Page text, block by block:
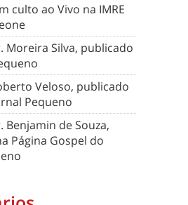
culto ao Vivo na IMRE
Moreira Silva, publicado
Veloso, publicado
Pequeno
Benjamin de Souza,
Página Gospel do